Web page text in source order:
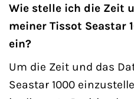
Wie stelle ich die Zeit
meiner Tissot Seastar
ein?
Um die Zeit und das
Seastar 1000